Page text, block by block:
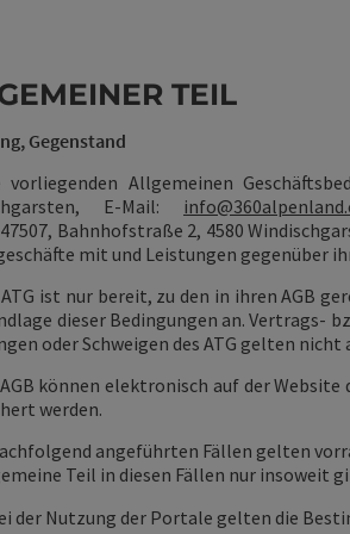
TEIL
Gegenstand
vorliegenden Allgemeinen
E-Mail:
Bahnhofstraße 2, 4580
mit und Leistungen gegenüber
ATG ist nur bereit, zu den in ihren AGB
dieser Bedingungen an. Vertrags-
oder Schweigen des ATG gelten
AGB können elektronisch auf der Website
werden.
angeführten Fällen gelten
Teil in diesen Fällen nur insoweit
der Nutzung der Portale gelten die